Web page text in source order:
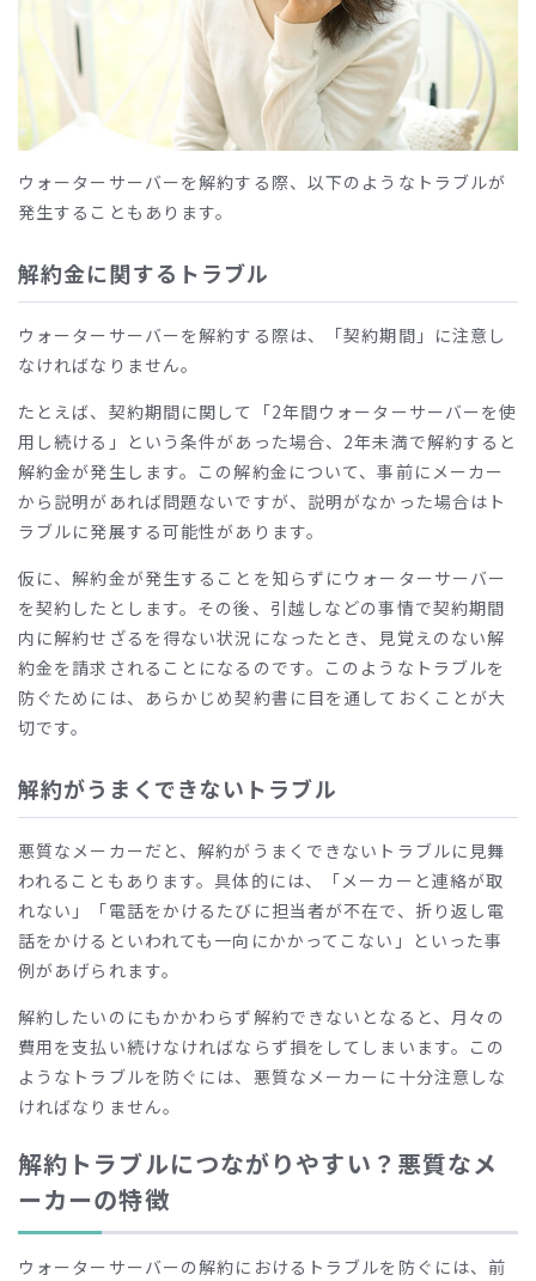
ウォーターサーバーを解約する際、以下のようなトラブルが
発生することもあります。
解約金に関するトラブル
ウォーターサーバーを解約する際は、「契約期間」に注意し
なければなりません。
たとえば、契約期間に関して「2年間ウォーターサーバーを使
用し続ける」という条件があった場合、2年未満で解約すると
解約金が発生します。この解約金について、事前にメーカー
から説明があれば問題ないですが、説明がなかった場合はト
ラブルに発展する可能性があります。
仮に、解約金が発生することを知らずにウォーターサーバー
を契約したとします。その後、引越しなどの事情で契約期間
内に解約せざるを得ない状況になったとき、見覚えのない解
約金を請求されることになるのです。このようなトラブルを
防ぐためには、あらかじめ契約書に目を通しておくことが大
切です。
解約がうまくできないトラブル
悪質なメーカーだと、解約がうまくできないトラブルに見舞
われることもあります。具体的には、「メーカーと連絡が取
れない」「電話をかけるたびに担当者が不在で、折り返し電
話をかけるといわれても一向にかかってこない」といった事
例があげられます。
解約したいのにもかかわらず解約できないとなると、月々の
費用を支払い続けなければならず損をしてしまいます。この
ようなトラブルを防ぐには、悪質なメーカーに十分注意しな
ければなりません。
解約トラブルにつながりやすい？悪質なメ
ーカーの特徴
ウォーターサーバーの解約におけるトラブルを防ぐには、前